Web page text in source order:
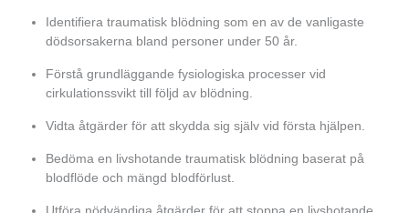
Identifiera traumatisk blödning som en av de vanligaste
dödsorsakerna bland personer under 50 år.
Förstå grundläggande fysiologiska processer vid
cirkulationssvikt till följd av blödning.
Vidta åtgärder för att skydda sig själv vid första hjälpen.
Bedöma en livshotande traumatisk blödning baserat på
blodflöde och mängd blodförlust.